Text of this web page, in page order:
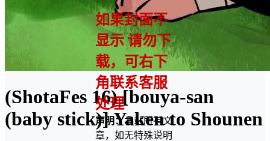
(ShotaFes 16) [bouya-san
(baby stick)] Yaken to Shounen
如果封面不
显示 请勿下
载，可右下
角联系客服
处理
声明：本站所有文
章，如无特殊说明